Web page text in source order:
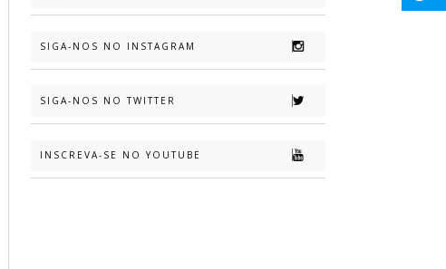
SIGA-NOS NO INSTAGRAM
SIGA-NOS NO TWITTER
INSCREVA-SE NO YOUTUBE